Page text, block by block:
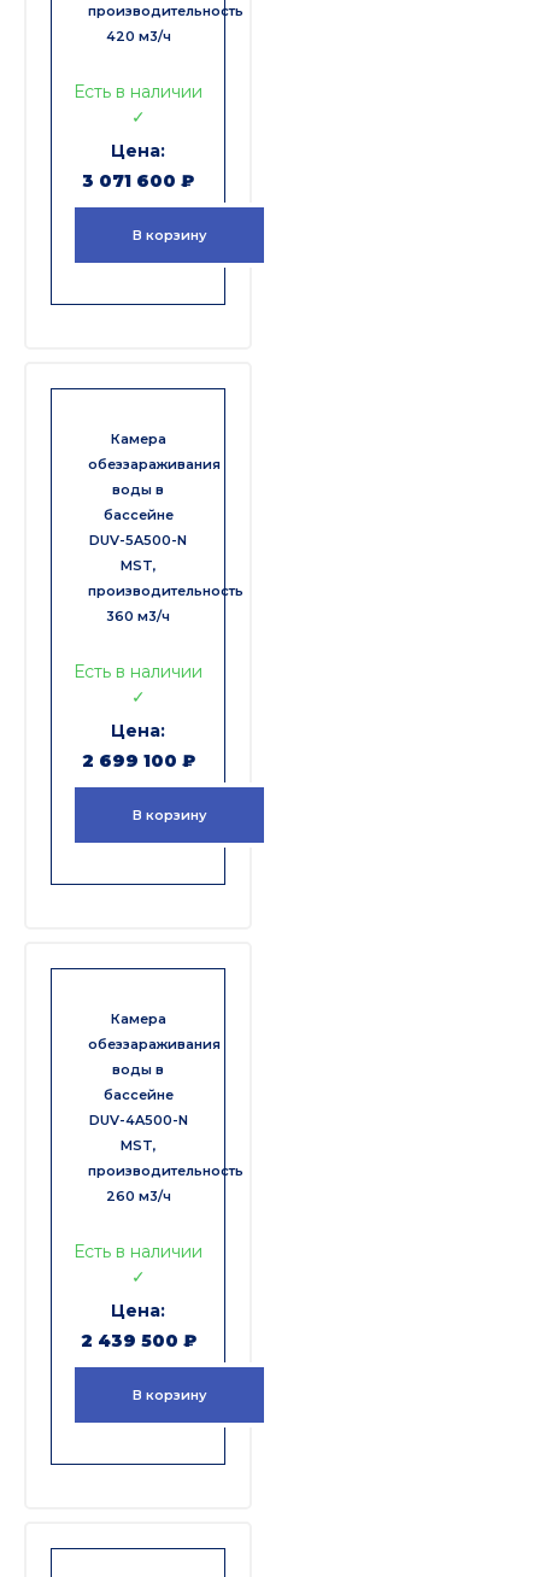
производительность
420 м3/ч
Есть в наличии
✓
3 071 600 ₽
В корзину
Камера
обеззараживания
воды в
бассейне
DUV-5A500-N
MST,
производительность
360 м3/ч
Есть в наличии
✓
2 699 100 ₽
В корзину
Камера
обеззараживания
воды в
бассейне
DUV-4A500-N
MST,
производительность
260 м3/ч
Есть в наличии
✓
2 439 500 ₽
В корзину